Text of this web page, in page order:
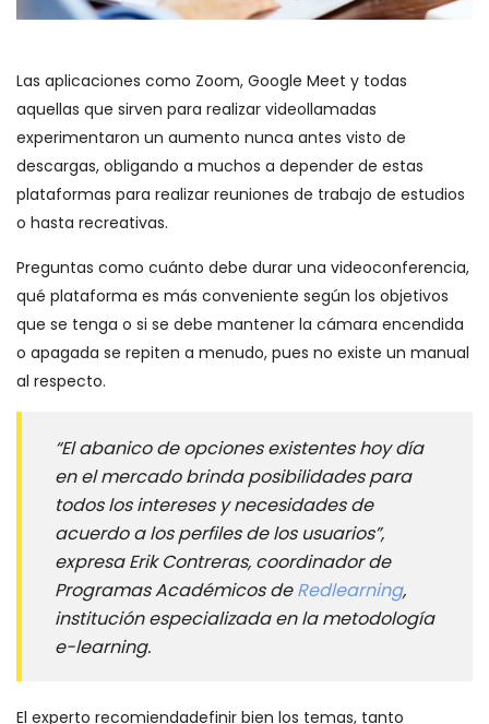
Las aplicaciones como Zoom, Google Meet y todas
aquellas que sirven para realizar videollamadas
experimentaron un aumento nunca antes visto de
descargas, obligando a muchos a depender de estas
plataformas para realizar reuniones de trabajo de estudios
o hasta recreativas.
Preguntas como cuánto debe durar una videoconferencia,
qué plataforma es más conveniente según los objetivos
que se tenga o si se debe mantener la cámara encendida
o apagada se repiten a menudo, pues no existe un manual
al respecto.
“El abanico de opciones existentes hoy día
en el mercado brinda posibilidades para
todos los intereses y necesidades de
acuerdo a los perfiles de los usuarios”,
expresa Erik Contreras, coordinador de
Programas Académicos deRedlearning,
institución especializada en la metodología
e-learning.
El experto recomiendadefinir bien los temas, tanto